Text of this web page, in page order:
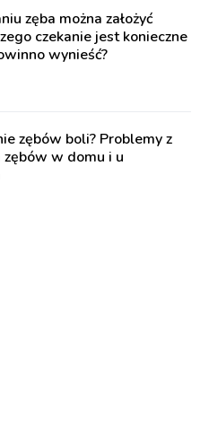
zęba można założyć
czekanie jest konieczne
wynieść?
zębów boli? Problemy z
w domu i u